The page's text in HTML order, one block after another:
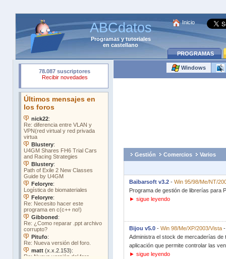
ABCdatos
Programasytutoriales
en castellano
Inicio
PROGRAMAS
Windows
Gestión Comercios Varios
Baïbarsoft v3.2 - Win 95/98/Me/NT/
Programa de gestión de librerías para
► sigue leyendo
Bijou v5.0 - Win 98/Me/XP/2003/Vista
Administra el stock de mercaderías de
aplicación que permite controlar las
► sigue leyendo